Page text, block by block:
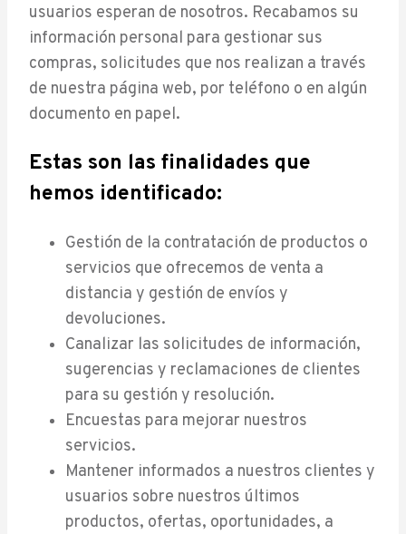
usuarios esperan de nosotros. Recabamos su
información personal para gestionar sus
compras, solicitudes que nos realizan a través
de nuestra página web, por teléfono o en algún
documento en papel.
Estas son las finalidades que
hemos identificado:
Gestión de la contratación de productos o
servicios que ofrecemos de venta a
distancia y gestión de envíos y
devoluciones.
Canalizar las solicitudes de información,
sugerencias y reclamaciones de clientes
para su gestión y resolución.
Encuestas para mejorar nuestros
servicios.
Mantener informados a nuestros clientes y
usuarios sobre nuestros últimos
productos, ofertas, oportunidades, a